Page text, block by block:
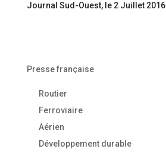
Journal Sud-Ouest, le 2 Juillet 2016
Presse française
Routier
Ferroviaire
Aérien
Développement durable